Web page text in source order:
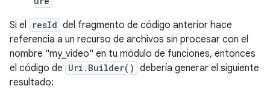
Si el resId del fragmento de código anterior hace
referencia a un recurso de archivos sin procesar con el
nombre "my_video" en tu módulo de funciones, entonces
el código de Uri.Builder() debería generar el siguiente
resultado: